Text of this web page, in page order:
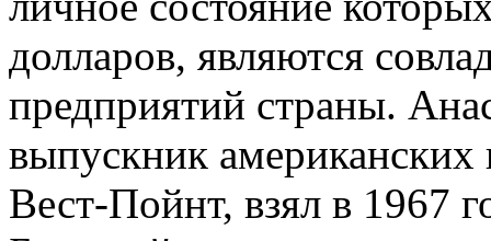
долларов, являются
предприятий страны.
выпускник
Вест-Пойнт, взял в 1967